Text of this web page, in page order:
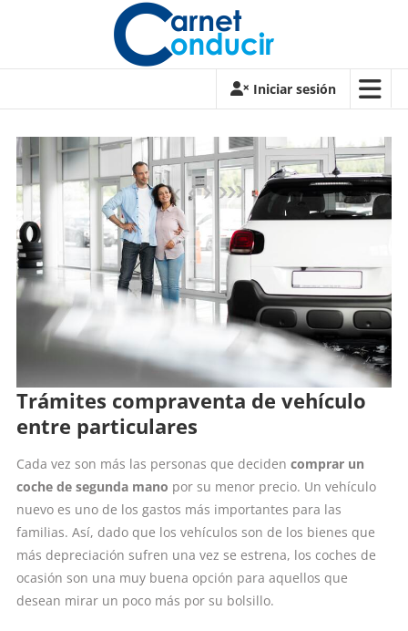
de
conducir
Carnet
de
conducir
Iniciar sesión
Trámites compraventa de vehículo
entre particulares
Cada vez son más las personas que deciden comprar un
coche de segunda mano por su menor precio. Un vehículo
nuevo es uno de los gastos más importantes para las
familias. Así, dado que los vehículos son de los bienes que
más depreciación sufren una vez se estrena, los coches de
ocasión son una muy buena opción para aquellos que
desean mirar un poco más por su bolsillo.